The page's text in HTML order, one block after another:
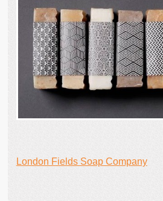
London Fields Soap Company